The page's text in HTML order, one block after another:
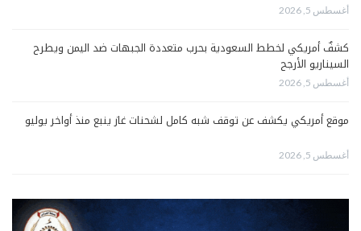
أغسطس 5, 2026
كشفٌ أمريكي لخطط السعودية بحرب متعددة الجبهات ضد اليمن ويطرح
السيناريو الأرجح
أغسطس 5, 2026
موقع أمريكي يكشف عن توقف شبه كامل لشحنات غاز ينبع منذ أواخر يوليو
أغسطس 5, 2026